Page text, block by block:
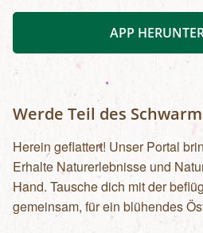
APP
Werde Teil des
Herein geflattert! Unser Portal
Erhalte Naturerlebnisse und
Hand. Tausche dich mit der
gemeinsam, für ein blühendes